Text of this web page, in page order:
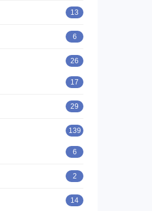
13
6
26
17
29
139
6
2
14